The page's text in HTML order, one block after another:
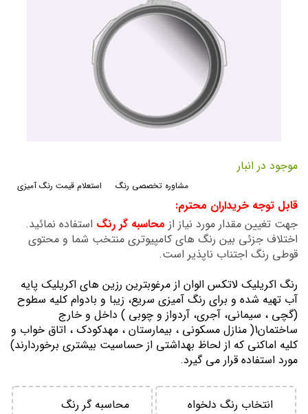
ابتدای
گالری
موجود در انبار
استعلام قیمت رنگ آمیزی مشاوره تخصصی رنگ
قابل توجه خریداران محترم:
جهت تغیین مقدار مورد نیاز از محاسبه گر رنگ استفاده نمائید.
اختلاف جزئی بین رنگ های کامپیوتری منتخب شما و محتوی
قوطی رنگ اجتناب ناپذیر است.
رنگ اكريليك لاتكس الوان از مرغوبترين رزين هاي اكريليك پايه
آب تهيه شده و برای رنگ آمیزی سریع، زیبا و بادوام کلیه سطوح
(گچی ، سیمانی، آجری، آردواز و چوبی ) داخل و خارج
ساختمان1( منازل مسكوني ، بيمارستان ، مهدكودك ، اتاق خواب و
كليه اماكني كه از لحاظ بهداشتي از حساسيت بيشتري برخوردارند)
مورد استفاده قرار می گیرد.
انتخاب رنگ دلخواه محاسبه گر رنگ